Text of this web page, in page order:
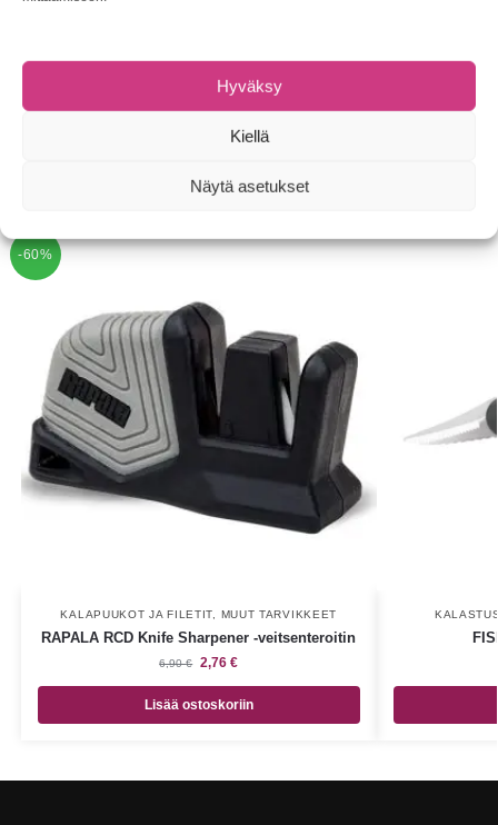
Hyväksy
Kiellä
Näytä asetukset
Tuotetunnus (SKU):
Muut tarvikkeet
Tuotemerkki: Savage Gear
-60%
KALAPUUKOT JA FILETIT MUUT TARVIKKEET
RAPALA RCD Knife Sharpener -veitsenteroitin
6,90€ 2,76€
Lisää ostoskoriin